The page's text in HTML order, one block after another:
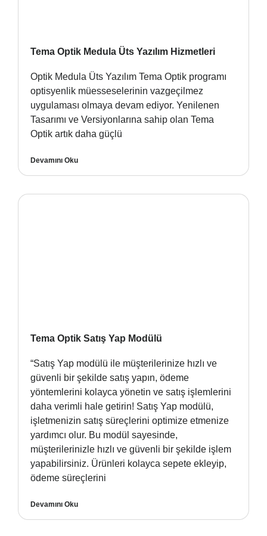
Tema Optik Medula Üts Yazılım Hizmetleri
Optik Medula Üts Yazılım Tema Optik programı
optisyenlik müesseselerinin vazgeçilmez
uygulaması olmaya devam ediyor. Yenilenen
Tasarımı ve Versiyonlarına sahip olan Tema
Optik artık daha güçlü
Devamını Oku
Tema Optik Satış Yap Modülü
“Satış Yap modülü ile müşterilerinize hızlı ve
güvenli bir şekilde satış yapın, ödeme
yöntemlerini kolayca yönetin ve satış işlemlerini
daha verimli hale getirin! Satış Yap modülü,
işletmenizin satış süreçlerini optimize etmenize
yardımcı olur. Bu modül sayesinde,
müşterilerinizle hızlı ve güvenli bir şekilde işlem
yapabilirsiniz. Ürünleri kolayca sepete ekleyip,
ödeme süreçlerini
Devamını Oku